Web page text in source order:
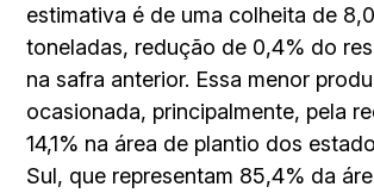
estimativa é de uma colheita de
toneladas, redução de 0,4% do
na safra anterior. Essa menor
ocasionada, principalmente, pela
14,1% na área de plantio dos
Sul, que representam 85,4% da